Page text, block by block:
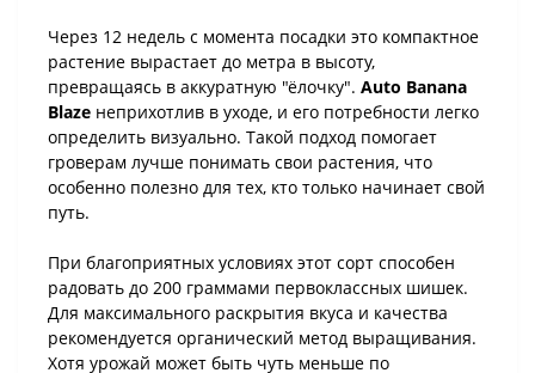
Через 12 недель с момента посадки это компактное
растение вырастает до метра в высоту,
превращаясь в аккуратную "ёлочку". Auto Banana
Blaze неприхотлив в уходе, и его потребности легко
определить визуально. Такой подход помогает
гроверам лучше понимать свои растения, что
особенно полезно для тех, кто только начинает свой
путь.
При благоприятных условиях этот сорт способен
радовать до 200 граммами первоклассных шишек.
Для максимального раскрытия вкуса и качества
рекомендуется органический метод выращивания.
Хотя урожай может быть чуть меньше по